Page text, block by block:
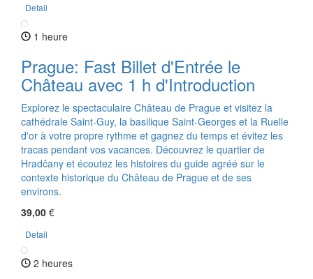
Detail
1 heure
Prague: Fast Billet d'Entrée le
Château avec 1 h d'Introduction
Explorez le spectaculaire Château de Prague et visitez la
cathédrale Saint-Guy, la basilique Saint-Georges et la Ruelle
d'or à votre propre rythme et gagnez du temps et évitez les
tracas pendant vos vacances. Découvrez le quartier de
Hradčany et écoutez les histoires du guide agréé sur le
contexte historique du Château de Prague et de ses
environs.
39,00 €
Detail
2 heures